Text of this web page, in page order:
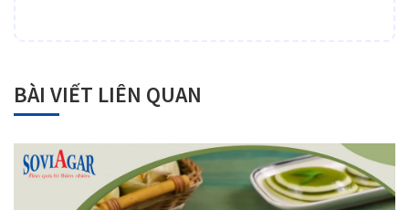
BÀI VIẾT LIÊN QUAN